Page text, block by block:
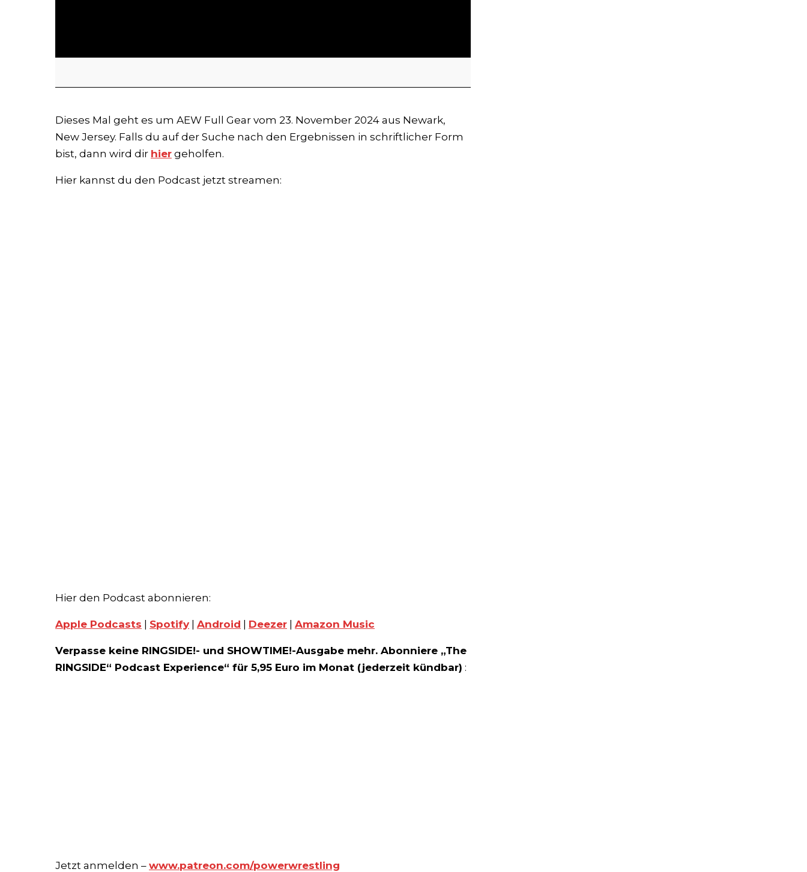
Dieses Mal geht es um AEW Full Gear vom 23. November 2024 aus Newark,
New Jersey. Falls du auf der Suche nach den Ergebnissen in schriftlicher Form
bist, dann wird dir hier geholfen.
Hier kannst du den Podcast jetzt streamen:
Hier den Podcast abonnieren:
Apple Podcasts | Spotify | Android | Deezer | Amazon Music
Verpasse keine RINGSIDE!- und SHOWTIME!-Ausgabe mehr. Abonniere „The
RINGSIDE“ Podcast Experience“ für 5,95 Euro im Monat (jederzeit kündbar) :
Jetzt anmelden – www.patreon.com/powerwrestling